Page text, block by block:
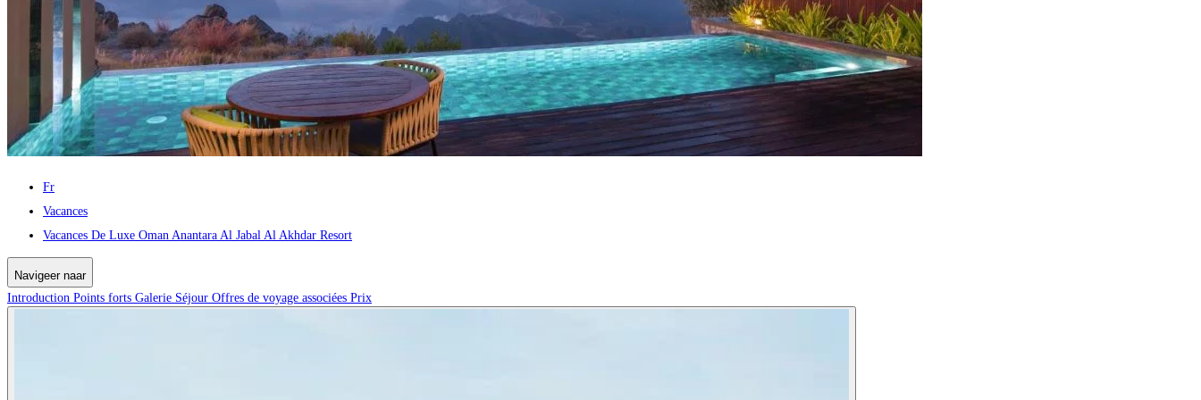
Fr
Vacances
Vacances De Luxe Oman Anantara Al Jabal Al Akhdar Resort
Navigeer naar
Introduction Points forts Galerie Séjour Offres de voyage associées Prix